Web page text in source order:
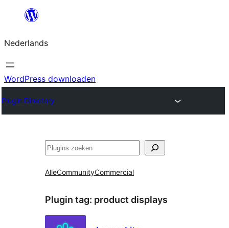
de
inhoud
Nederlands
WordPress downloaden
Plugin Directory
Zoeken
AlleCommunityCommercial
Plugin tag: product displays